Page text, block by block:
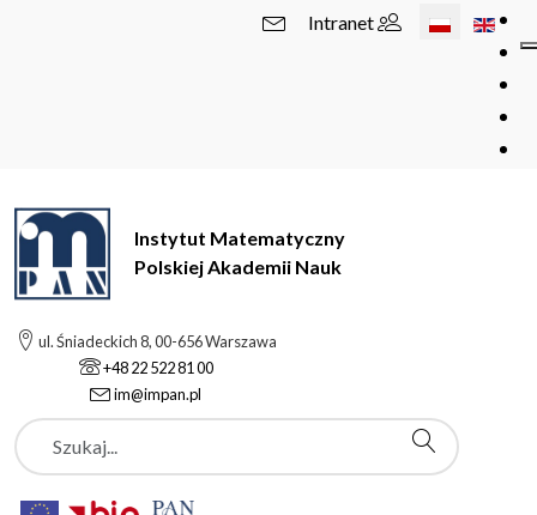
Wybierz swój
Intranet
Instytut Matematyczny
Polskiej Akademii Nauk
ul. Śniadeckich 8, 00-656 Warszawa
+48 22 522 81 00
im@impan.pl
Szukaj